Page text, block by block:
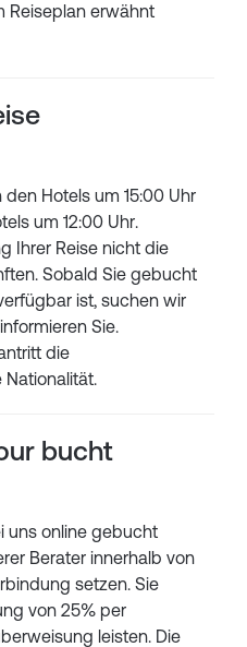
Reiseplan erwähnt
Hotels um 15:00 Uhr
um 12:00 Uhr.
Ihrer Reise nicht die
Sobald Sie gebucht
ist, suchen wir
Sie.
die
bucht
uns online gebucht
Berater innerhalb von
setzen. Sie
von 25% per
leisten. Die